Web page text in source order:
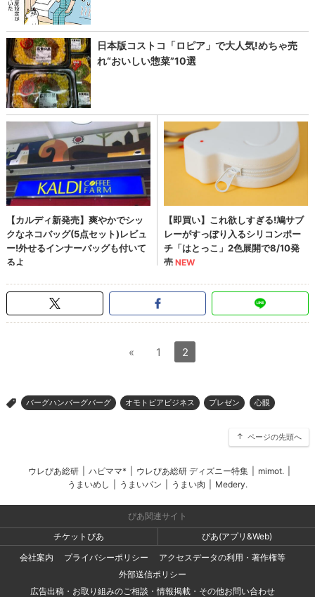
« 1 2
> バーグハンバーグバーグ オモトピアビジネス プレゼン 心眼
ページの先頭へ
ウレぴあ総研 ハピママ* ウレぴあ総研 ディズニー特集 mimot.
うまいめし
うまいパン うまい肉 Medery.
ぴあ関連サイト
チケットぴあ
ぴあ(アプリ&Web)
会社案内
プライバシーポリシー
アクセスデータの利用・著作権等
外部送信ポリシー
広告出稿・お取り組みのご相談・情報掲載・その他お問い合わせ